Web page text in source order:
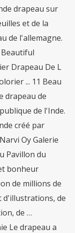
drapeau sur
et de la
de l'allemagne.
Drapeau De L
... 11 Beau
drapeau de
de l'Inde.
créé par
Oy Galerie
Pavillon du
bonheur
de millions de
d'illustrations, de
de …
Le drapeau a